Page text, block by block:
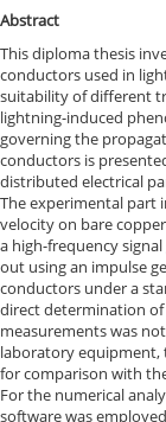
Abstract
This diploma thesis
conductors used in
suitability of different
lightning-induced
governing the
conductors is
distributed electrical
The experimental part
velocity on bare
a high-frequency
out using an impulse
conductors under a
direct determination
measurements was
laboratory equipment,
for comparison with
For the numerical
software was